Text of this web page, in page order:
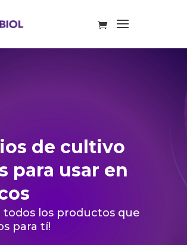
de cultivo
para usar en
todos los productos que
para tí!